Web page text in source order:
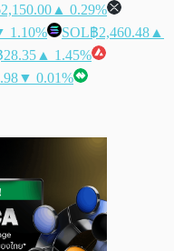
▲ 0.29%
1.10% SOL฿2,460.48 ▲
28.35 ▲ 1.45%
▼ 0.01%